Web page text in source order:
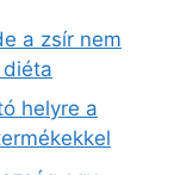
a zsír nem
helyre a